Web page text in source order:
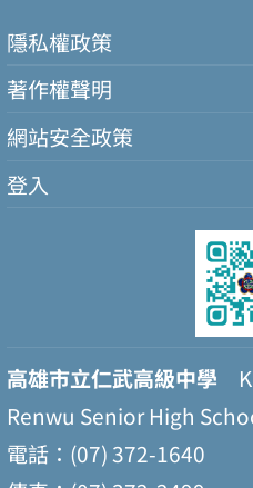
隱私權政策
著作權聲明
網站安全政策
登入
高雄市立仁武高級中學
Renwu Senior High
電話：(07) 372-1640